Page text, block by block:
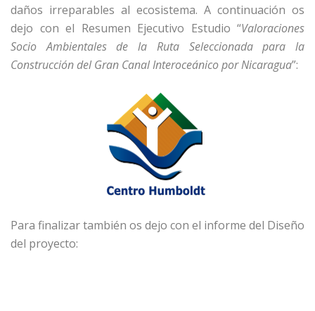
daños irreparables al ecosistema. A continuación os
dejo con el Resumen Ejecutivo Estudio “Valoraciones
Socio Ambientales de la Ruta Seleccionada para la
Construcción del Gran Canal Interoceánico por Nicaragua”:
Para finalizar también os dejo con el informe del Diseño
del proyecto: